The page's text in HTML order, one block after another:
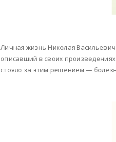
Личная жизнь Николая
описавший в своих
стояло за этим решением —